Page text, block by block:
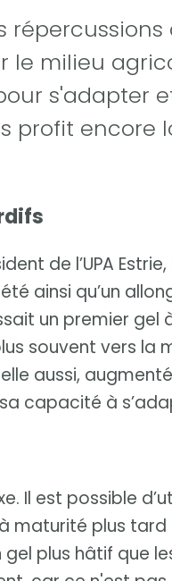
milieu
s'adapter
profit encore
de l’UPA
ainsi qu’un
un premier
souvent vers la
aussi,
capacité à
Il est possible
plus tard
plus hâtif que